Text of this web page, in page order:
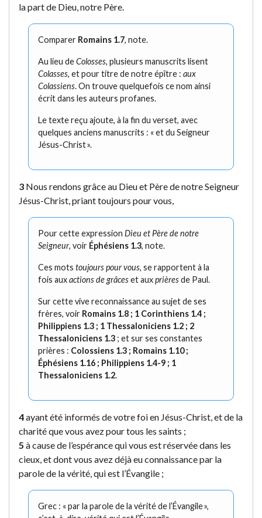
la part de Dieu, notre Père.
Comparer Romains 1.7, note.
Au lieu deColosses, plusieurs manuscrits lisent
Colasses, et pour titre de notre épître : aux
Colassiens. On trouve quelquefois ce nom ainsi
écrit dans les auteurs profanes.
Le texte reçu ajoute, à la fin du verset, avec
quelques anciens manuscrits : « et du Seigneur
Jésus-Christ ».
3 Nous rendons grâce au Dieu et Père de notre Seigneur
Jésus-Christ, priant toujours pour vous,
Pour cette expression Dieu et Père de notre
Seigneur, voir Éphésiens 1.3, note.
Ces mots toujours pour vous, se rapportent à la
fois auxactions de grâceset auxprièresde Paul.
Sur cette vive reconnaissance au sujet de ses
frères, voir Romains 1.8 ; 1 Corinthiens 1.4 ;
Philippiens 1.3 ; 1 Thessaloniciens 1.2 ; 2
Thessaloniciens 1.3 ; et sur ses constantes
prières : Colossiens 1.3 ; Romains 1.10 ;
Éphésiens 1.16 ; Philippiens 1.4-9 ; 1
Thessaloniciens 1.2.
4ayant été informés de votre foi en Jésus-Christ, et de la
charité que vous avez pour tous les saints ;
5 à cause de l’espérance qui vous est réservée dans les
cieux, et dont vous avez déjà eu connaissance par la
parole de la vérité, qui est l’Évangile ;
Grec : « par la parole de la vérité de l’Évangile »,